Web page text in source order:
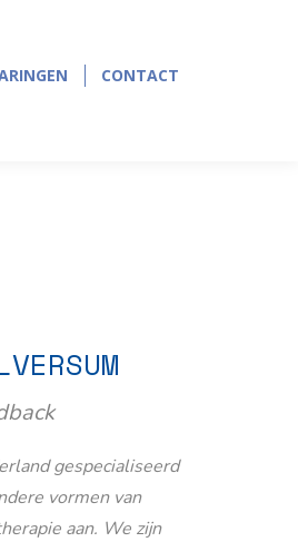
in
in
CONTACT
gespecialiseerd
vormen van
aan. We zijn
CONTACT